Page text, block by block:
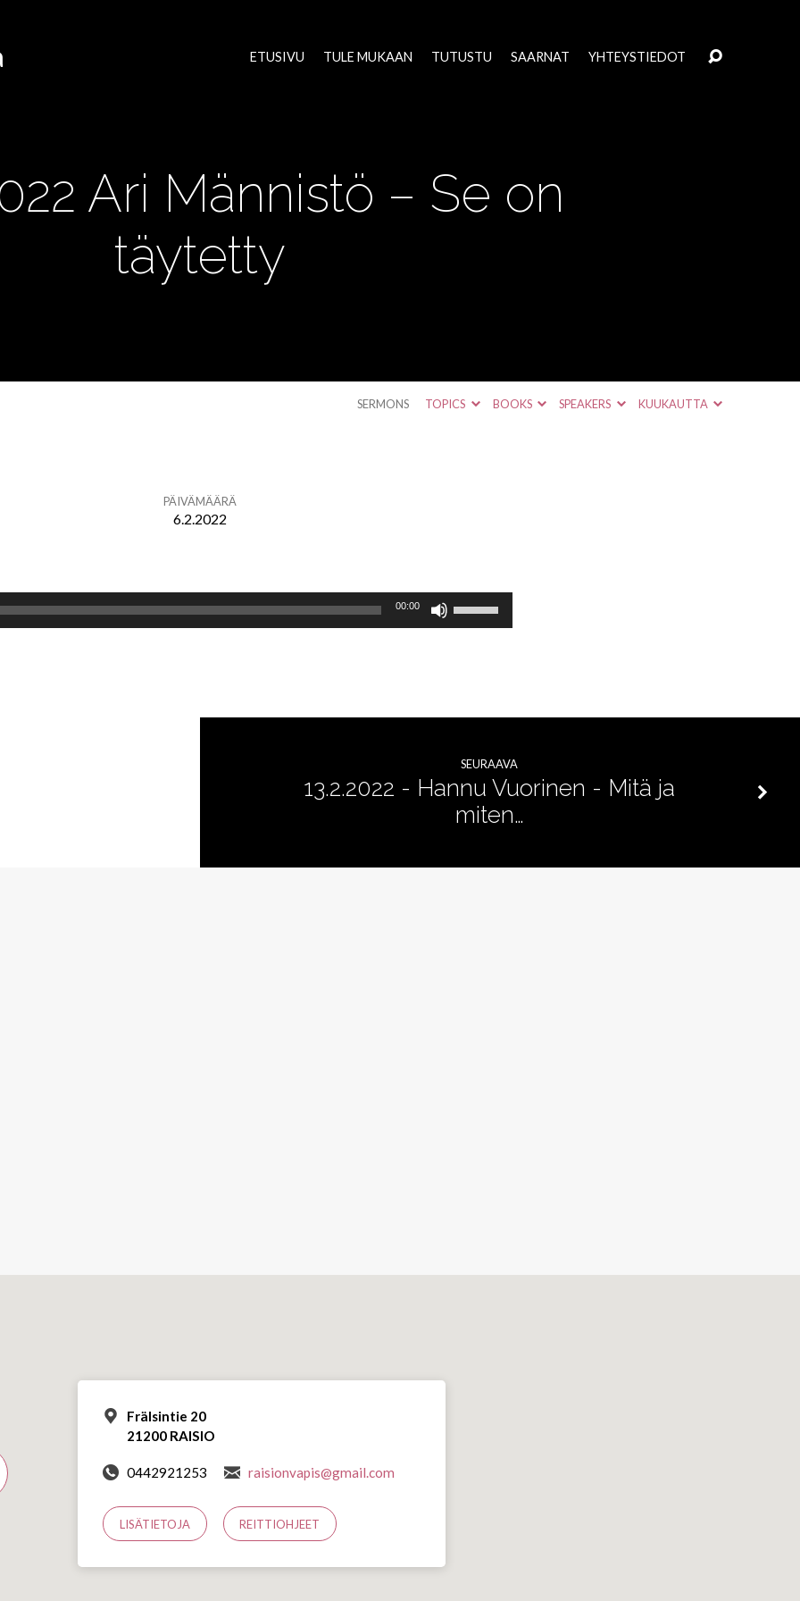
ETUSIVU TULE MUKAAN TUTUSTU SAARNAT YHTEYSTIEDOT
Ari Männistö – Se on
täytetty
SERMONS TOPICS BOOKS SPEAKERS KUUKAUTTA
PÄIVÄMÄÄRÄ
6.2.2022
00:00
Nuolinäppäimillä
suuremmaksi
ja
SEURAAVA
13.2.2022 - Hannu Vuorinen - Mitä ja
miten…
Frälsintie 20
21200 RAISIO
0442921253 raisionvapis@gmail.com
LISÄTIETOJA REITTIOHJEET